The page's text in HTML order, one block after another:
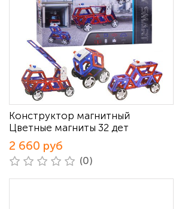
Конструктор магнитный
Цветные магниты 32 дет
2 660 руб
(0)